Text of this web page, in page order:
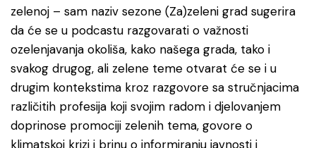
zelenoj – sam naziv sezone (Za)zeleni grad sugerira
da će se u podcastu razgovarati o važnosti
ozelenjavanja okoliša, kako našega grada, tako i
svakog drugog, ali zelene teme otvarat će se i u
drugim kontekstima kroz razgovore sa stručnjacima
različitih profesija koji svojim radom i djelovanjem
doprinose promociji zelenih tema, govore o
klimatskoj krizi i brinu o informiranju javnosti i